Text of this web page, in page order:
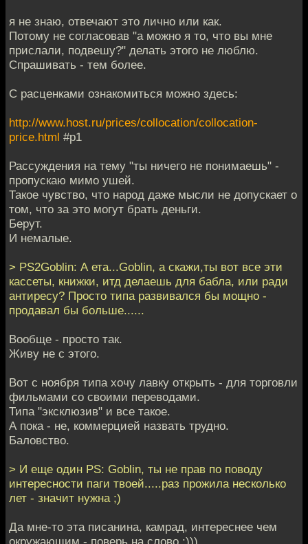
я не знаю, отвечают это лично или как.
Потому не согласовав "а можно я то, что вы мне
прислали, подвешу?" делать этого не люблю.
Спрашивать - тем более.
С расценками ознакомиться можно здесь:
http://www.host.ru/prices/collocation/collocation-
price.html #p1
Рассуждения на тему "ты ничего не понимаешь" -
пропускаю мимо ушей.
Такое чувство, что народ даже мысли не допускает о
том, что за это могут брать деньги.
Берут.
И немалые.
> PS2Goblin: А ета...Goblin, а скажи,ты вот все эти
кассеты, книжки, итд делаешь для бабла, или ради
антиресу? Просто типа развивался бы мощно -
продавал бы больше......
Вообще - просто так.
Живу не с этого.
Вот с ноября типа хочу лавку открыть - для торговли
фильмами со своими переводами.
Типа "эксклюзив" и все такое.
А пока - не, коммерцией назвать трудно.
Баловство.
> И еще один PS: Goblin, ты не прав по поводу
интересности паги твоей.....раз прожила несколько
лет - значит нужна ;)
Да мне-то эта писанина, камрад, интереснее чем
окружающим - поверь на слово :)))